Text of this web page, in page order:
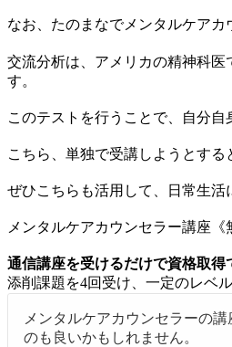
なお、たのまなでメンタルケア
交流分析は、アメリカの精神科
す。
このテストを行うことで、自分
こちら、単独で受講しようとする
ぜひこちらも活用して、日常生活
メンタルケアカウンセラー講座
通信講座を受けるだけで資格取得
添削課題を4回受け、一定のレベ
メンタルケアカウンセラーの
のも良いかもしれません。